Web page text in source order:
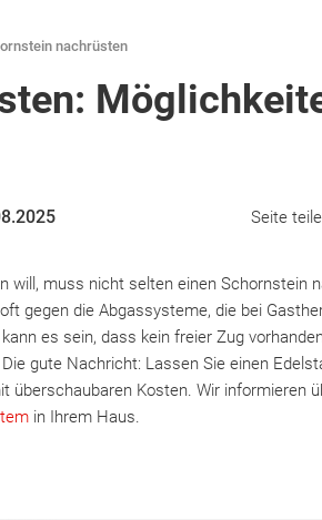
nachrüsten
Seite
will, muss nicht selten einen Schornstein
gegen die Abgassysteme, die bei
es sein, dass kein freier Zug
gute Nachricht: Lassen Sie einen
Kosten. Wir informieren
in Ihrem Haus.